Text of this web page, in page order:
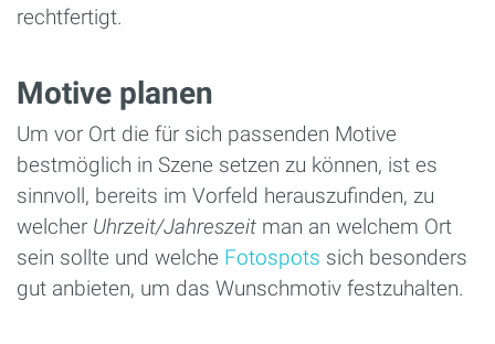
rechtfertigt.
Motive planen
Um vor Ort die für sich passenden Motive
bestmöglich in Szene setzen zu können, ist es
sinnvoll, bereits im Vorfeld herauszufinden, zu
welcher Uhrzeit/Jahreszeit man an welchem Ort
sein sollte und welche Fotospots sich besonders
gut anbieten, um das Wunschmotiv festzuhalten.